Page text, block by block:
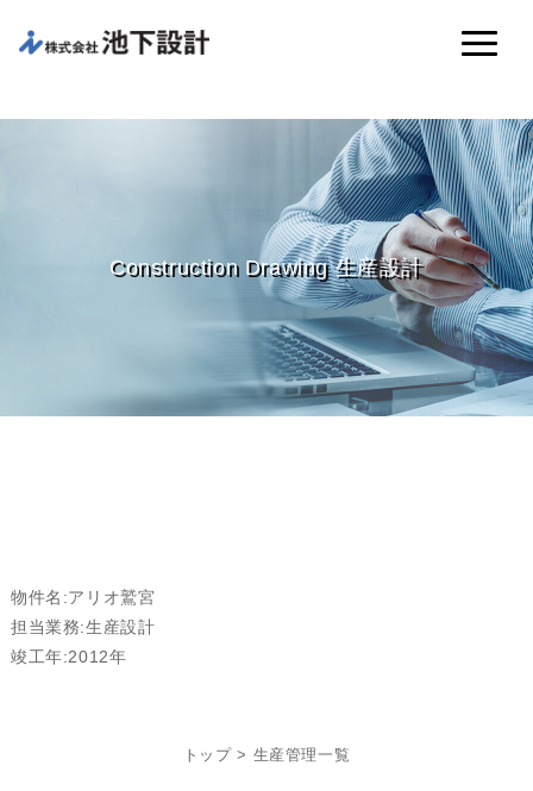
Construction Drawing 生産設計
物件名:アリオ鷲宮
担当業務:生産設計
竣工年:2012年
トップ > 生産管理一覧